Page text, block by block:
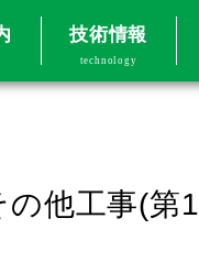
技術情報
technology
の他工事(第1